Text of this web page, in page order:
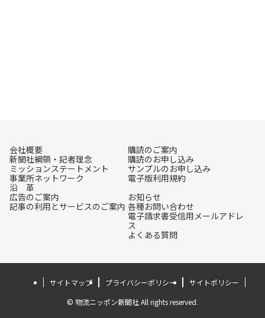
会社概要
新聞社綱領・記者理念
ミッションステートメント
事業所ネットワーク
沿 革
購読のご案内
購読のお申し込み
サンプルのお申し込み
電子版利用規約
広告のご案内
記事の利用とサービスのご案内
お知らせ
各種お問い合わせ
電子請求書受信用メールアドレ
ス
よくある質問
サイトマップ プライバシーポリシー
サイトポリシー
© 物流ニッポン新聞社 All rights reserved.